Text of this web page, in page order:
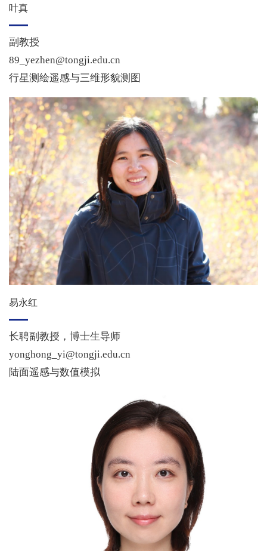
叶真
副教授
89_yezhen@tongji.edu.cn
行星测绘遥感与三维形貌测图
易永红
长聘副教授，博士生导师
yonghong_yi@tongji.edu.cn
陆面遥感与数值模拟